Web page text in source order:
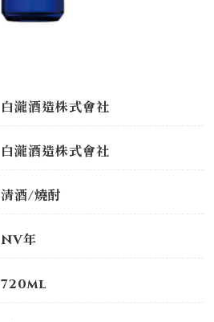
白瀧酒造株式會社
白瀧酒造株式會社
清酒/燒酎
NV年
720ml